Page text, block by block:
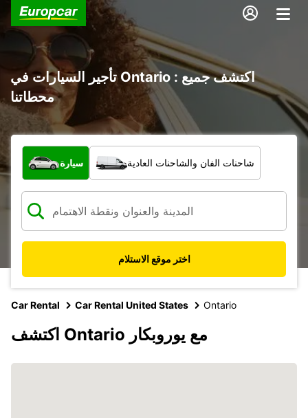
تأجير السيارات في Ontario : اكتشف جميع
محطاتنا
ما نوع المركبة؟
سيارة شاحنات الفان والشاحنات العادية
اختر موقع الاستلام
Car Rental Car Rental United States Ontario
اكتشف Ontario مع يوروبكار